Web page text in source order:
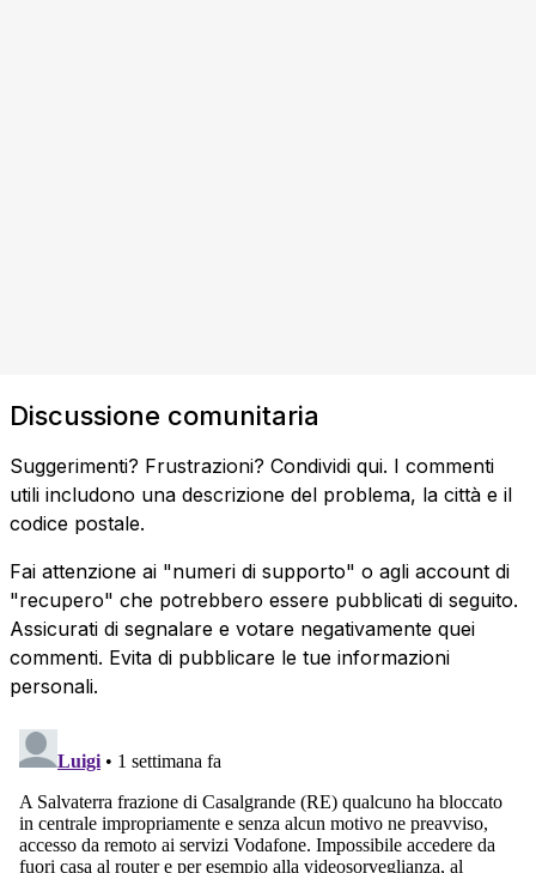
Discussione comunitaria
Suggerimenti? Frustrazioni? Condividi qui. I commenti
utili includono una descrizione del problema, la città e il
codice postale.
Fai attenzione ai "numeri di supporto" o agli account di
"recupero" che potrebbero essere pubblicati di seguito.
Assicurati di segnalare e votare negativamente quei
commenti. Evita di pubblicare le tue informazioni
personali.